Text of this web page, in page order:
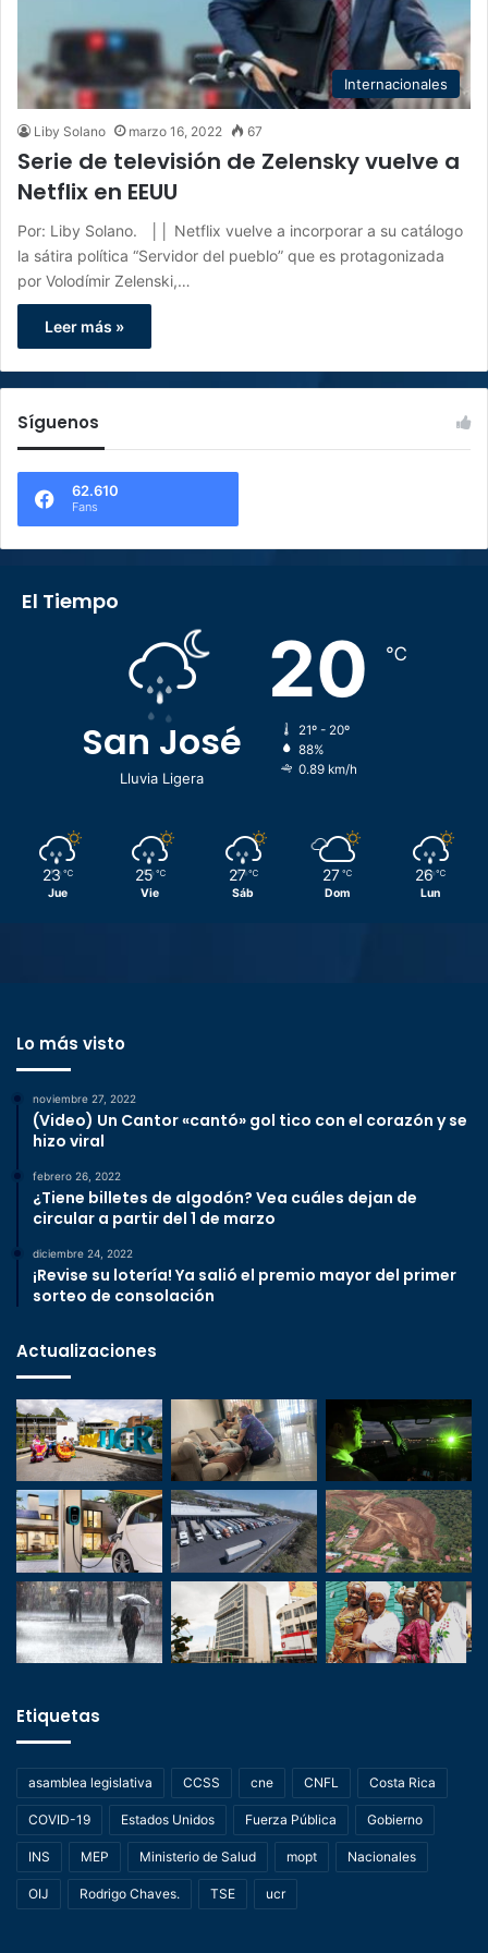
Internacionales
Liby Solano marzo 16, 2022 67
Serie de televisión de Zelensky vuelve a
Netflix en EEUU
Por: Liby Solano. ││ Netflix vuelve a incorporar a su catálogo
la sátira política “Servidor del pueblo” que es protagonizada
por Volodímir Zelenski,…
Leer más »
Síguenos
62.610
Fans
El Tiempo
San José
Lluvia Ligera
20 ℃
21º - 20º
88%
0.89 km/h
23 ℃
Jue
25 ℃
Vie
27 ℃
Sáb
27 ℃
Dom
26 ℃
Lun
Lo más visto
noviembre 27, 2022
(Video) Un Cantor «cantó» gol tico con el corazón y se
hizo viral
febrero 26, 2022
¿Tiene billetes de algodón? Vea cuáles dejan de
circular a partir del 1 de marzo
diciembre 24, 2022
¡Revise su lotería! Ya salió el premio mayor del primer
sorteo de consolación
Actualizaciones
Etiquetas
asamblea legislativa CCSS cne CNFL Costa Rica
COVID-19 Estados Unidos Fuerza Pública Gobierno
INS MEP Ministerio de Salud mopt Nacionales
OIJ Rodrigo Chaves. TSE ucr